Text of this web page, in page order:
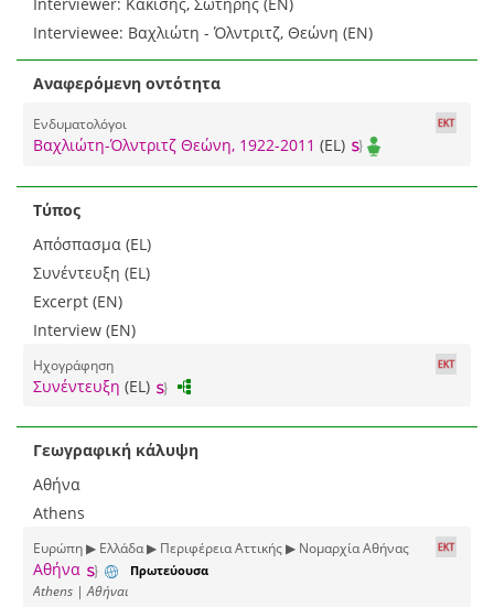
Interviewee: Βαχλιώτη - Όλντριτζ, Θεώνη (EN)
Αναφερόμενη οντότητα
Ενδυματολόγοι
Βαχλιώτη-Όλντριτζ Θεώνη, 1922-2011 (EL)
Τύπος
Απόσπασμα (EL)
Συνέντευξη (EL)
Excerpt (EN)
Interview (EN)
Ηχογράφηση
Συνέντευξη (EL)
Γεωγραφική κάλυψη
Αθήνα
Athens
Ευρώπη ▶ Ελλάδα ▶ Περιφέρεια Αττικής ▶ Νομαρχία Αθήνας
Αθήνα Πρωτεύουσα
Athens | Αθήναι